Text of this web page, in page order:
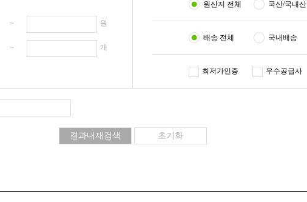
~ 원
~ 개
원산지 전체 국산/국내산
배송 전체 국내배송
최저가인증 우수공급사